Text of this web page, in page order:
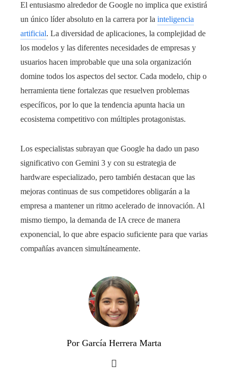
El entusiasmo alrededor de Google no implica que existirá
un único líder absoluto en la carrera por la inteligencia
artificial. La diversidad de aplicaciones, la complejidad de
los modelos y las diferentes necesidades de empresas y
usuarios hacen improbable que una sola organización
domine todos los aspectos del sector. Cada modelo, chip o
herramienta tiene fortalezas que resuelven problemas
específicos, por lo que la tendencia apunta hacia un
ecosistema competitivo con múltiples protagonistas.
Los especialistas subrayan que Google ha dado un paso
significativo con Gemini 3 y con su estrategia de
hardware especializado, pero también destacan que las
mejoras continuas de sus competidores obligarán a la
empresa a mantener un ritmo acelerado de innovación. Al
mismo tiempo, la demanda de IA crece de manera
exponencial, lo que abre espacio suficiente para que varias
compañías avancen simultáneamente.
Por García Herrera Marta